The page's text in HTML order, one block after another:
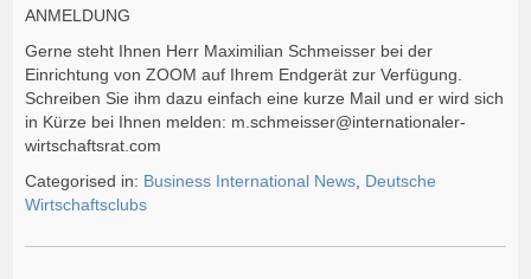
ANMELDUNG
Gerne steht Ihnen Herr Maximilian Schmeisser bei der
Einrichtung von ZOOM auf Ihrem Endgerät zur Verfügung.
Schreiben Sie ihm dazu einfach eine kurze Mail und er wird sich
in Kürze bei Ihnen melden: m.schmeisser@internationaler-
wirtschaftsrat.com
Categorised in: Business International News, Deutsche
Wirtschaftsclubs